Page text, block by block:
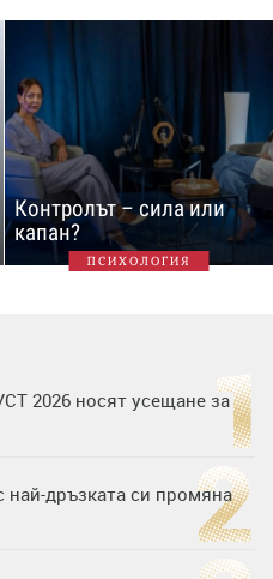
Контролът – сила или
капан?
ПСИХОЛОГИЯ
2026 носят усещане за
най-дръзката си промяна